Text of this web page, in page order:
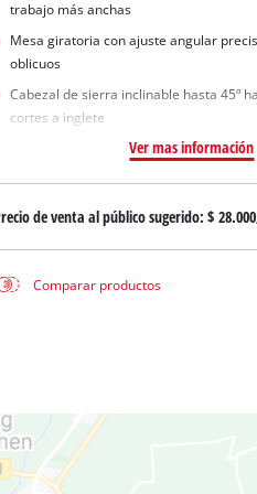
sucias
limpia
pozos
trabajo más anchas
Mesa giratoria con ajuste angular
oblicuos
Cabezal de sierra inclinable hasta 45º
cortes a inglete
Ver mas información
de venta al público sugerido: $
Comparar productos